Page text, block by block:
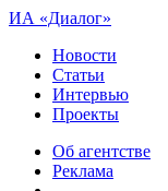
ИА «Диалог»
Новости
Статьи
Интервью
Проекты
Об агентстве
Реклама